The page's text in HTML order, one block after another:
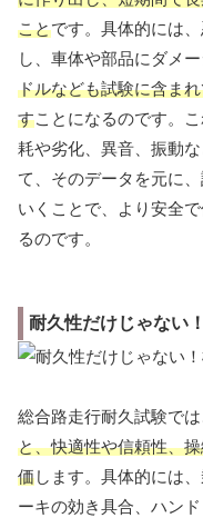
ことです。具体的には
し、車体や部品にダメ
ドルなども試験に含ま
すことになるのです。
耗や劣化、異音、振動
て、そのデータを元に
いくことで、より安全
るのです。
耐久性だけじゃない
総合路走行耐久試験では
と、快適性や信頼性、
価します。具体的には
ーキの効き具合、ハン